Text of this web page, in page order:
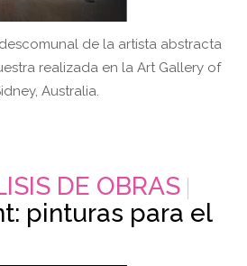
de la artista abstracta
realizada en la Art Gallery of
Australia.
DE OBRAS
pinturas para el